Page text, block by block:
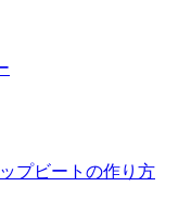
プビートの作り方